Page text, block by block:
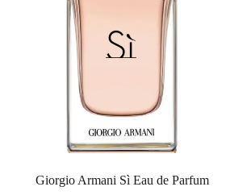
Giorgio Armani Sì Eau de Parfum